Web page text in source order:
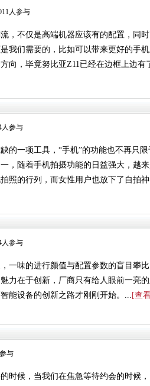
人参与
，不仅是高端机器应该有的配置，同
我们需要的，比如可以带来更好的手机
向，毕竟努比亚Z11已经在边框上边有
人参与
的一项工具，“手机”的功能也不再只限
，随着手机拍摄功能的日益强大，越
照的行列，而女性用户也放下了自拍
人参与
一味的进行颜值与配置参数的盲目攀
力在于创新，厂商只有给人眼前一亮
能设备的创新之路才刚刚开始。...[查
与
时候，当我们在焦急等待约会的时候